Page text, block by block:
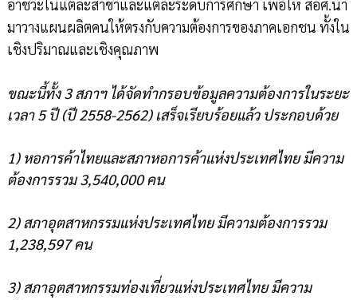
อาชีวะในแต่ละสาขาและแต่ละระดับการศึกษา เพื่อให้ สอศ.นำ
มาวางแผนผลิตคนให้ตรงกับความต้องการของภาคเอกชน ทั้งใน
เชิงปริมาณและเชิงคุณภาพ
ขณะนี้ทั้ง 3 สภาฯ ได้จัดทำกรอบข้อมูลความต้องการในระยะ
เวลา 5 ปี (ปี 2558-2562) เสร็จเรียบร้อยแล้ว ประกอบด้วย
1) หอการค้าไทยและสภาหอการค้าแห่งประเทศไทย มีความ
ต้องการรวม 3,540,000 คน
2) สภาอุตสาหกรรมแห่งประเทศไทย มีความต้องการรวม
1,238,597 คน
3) สภาอุตสาหกรรมท่องเที่ยวแห่งประเทศไทย มีความ